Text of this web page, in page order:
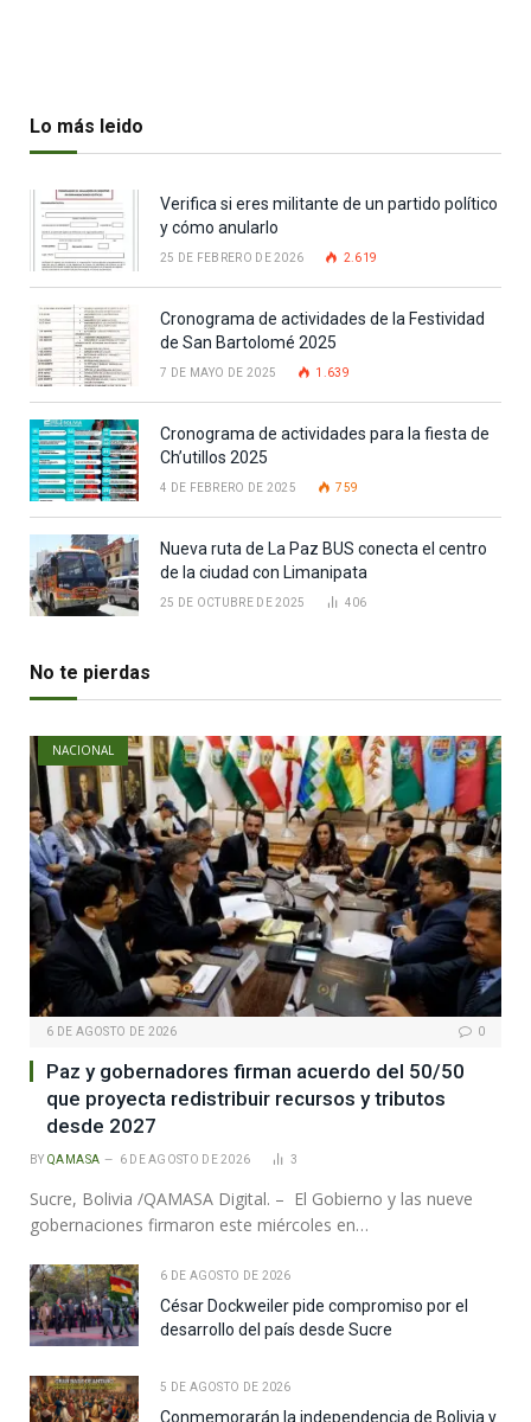
Lo más leido
Verifica si eres militante de un partido político
y cómo anularlo
25 DE FEBRERO DE 2026 2.619
Cronograma de actividades de la Festividad
de San Bartolomé 2025
7 DE MAYO DE 2025 1.639
Cronograma de actividades para la fiesta de
Ch’utillos 2025
4 DE FEBRERO DE 2025 759
Nueva ruta de La Paz BUS conecta el centro
de la ciudad con Limanipata
25 DE OCTUBRE DE 2025 406
No te pierdas
NACIONAL
6 DE AGOSTO DE 2026 0
Paz y gobernadores firman acuerdo del 50/50
que proyecta redistribuir recursos y tributos
desde 2027
BY QAMASA 6 DE AGOSTO DE 2026 3
Sucre, Bolivia /QAMASA Digital. – El Gobierno y las nueve
gobernaciones firmaron este miércoles en…
6 DE AGOSTO DE 2026
César Dockweiler pide compromiso por el
desarrollo del país desde Sucre
5 DE AGOSTO DE 2026
Conmemorarán la independencia de Bolivia y